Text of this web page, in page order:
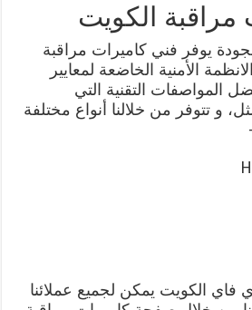
مراقبة الكويت
يوفر فني كاميرات مراقبة
الأمنية الخاضعة لمعايير
المواصفات التقنية التي
و تتوفر من خلالنا أنواع مختلفة
فاي الكويت يمكن لجميع عملائنا